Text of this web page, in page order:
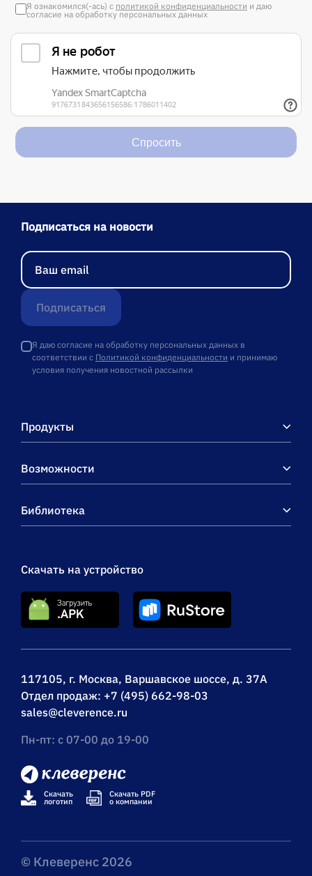
Я ознакомился(-ась) с политикой конфиденциальности и даю
согласие на обработку персональных данных
Спросить
Подписаться на новости
Подписаться
Я даю согласие на обработку персональных данных в
соответствии с Политикой конфиденциальности и принимаю
условия получения новостной рассылки
117105, г. Москва, Варшавское шоссе, д. 37А
Отдел продаж: +7 (495) 662-98-03
sales@cleverence.ru
Пн-пт: с 07-00 до 19-00
Скачать на устройство
Скачать
логотип
Скачать PDF
о компании
Продукты
Возможности
Библиотека
© Клеверенс 2026